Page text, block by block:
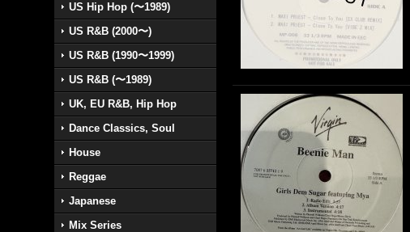
US Hip Hop (〜1989)
US R&B (2000〜)
US R&B (1990〜1999)
US R&B (〜1989)
UK, EU R&B, Hip Hop
Dance Classics, Soul
House
Reggae
Japanese
Mix Series